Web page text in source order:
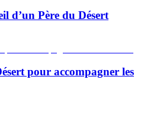
d’un Père du Désert
pour accompagner les